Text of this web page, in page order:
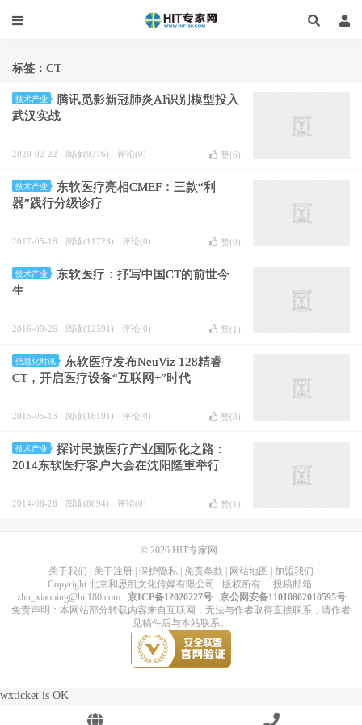
标签：CT
技术产业
腾讯觅影新冠肺炎AI识别模型投入
武汉实战
2020-02-22 阅读(9376) 评论(0) 赞(6)
技术产业
东软医疗亮相CMEF：三款“利
器”践行分级诊疗
2017-05-16 阅读(11723) 评论(0) 赞(0)
技术产业
东软医疗：抒写中国CT的前世今
生
2016-09-26 阅读(12591) 评论(0) 赞(1 )
信息化时讯
东软医疗发布NeuViz 128精睿
CT，开启医疗设备“互联网+”时代
2015-05-13 阅读(16191) 评论(0) 赞(3)
技术产业
探讨民族医疗产业国际化之路：
2014东软医疗客户大会在沈阳隆重举行
2014-08-26 阅读(8694) 评论(0) 赞(1 )
© 2026 HIT专家网
关于我们
关于注册 保护隐私 免责条款 网站地图
加盟我们
Copyright 北京和思凯文化传媒有限公司 版权所有. 投稿邮箱:
zhu_xiaobing@hit180.com
京ICP备12020227号
京公网安备11010802010595号
免责声明：本网站部分转载内容来自互联网，无法与作者取得直接联系，请作者
见稿件后与本站联系。
wxticket is OK